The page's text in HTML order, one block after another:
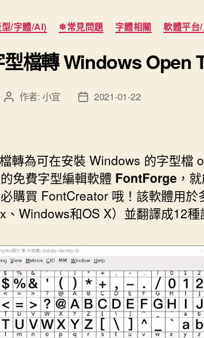
分
類
/字體/AI) ❄常見問題 字體相關 軟體平台
型檔轉 Windows Open
文 作者: 小宜
文
日
期
2021-01-22
轉為可在安裝 Windows 的字型檔
免費字型編輯軟體 FontForge ，
購買 FontCreator 哦！該軟體用於
、Windows和OS X）並翻譯成12種